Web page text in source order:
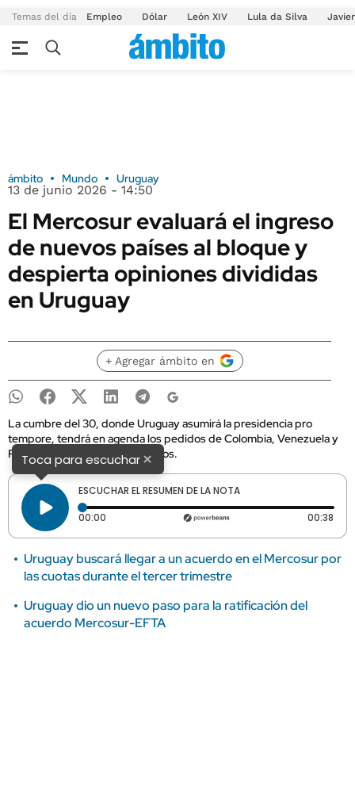
Temas del día Empleo Dólar León XIV Lula da Silva
ámbito Mundo Uruguay
13 de junio 2026 - 14:50
El Mercosur evaluará el ingreso
de nuevos países al bloque y
despierta opiniones divididas
en Uruguay
+ Agregar ámbito en
La cumbre del 30, donde Uruguay asumirá la presidencia pro
tempore, tendrá en agenda los pedidos de Colombia, Venezuela y
Panamá para ser miembro plenos.
Toca para escuchar×
ESCUCHAR EL RESUMEN DE LA NOTA
00:00 Tiempo transcurrido: 0 segundos 00:38
Uruguay buscará llegar a un acuerdo en el Mercosur por
las cuotas durante el tercer trimestre
Uruguay dio un nuevo paso para la ratificación del
acuerdo Mercosur-EFTA